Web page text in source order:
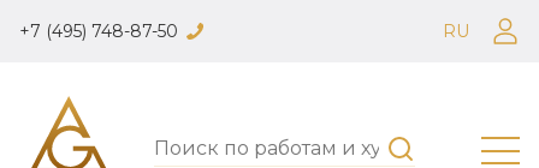
+7 (495) 748-87-50 RU